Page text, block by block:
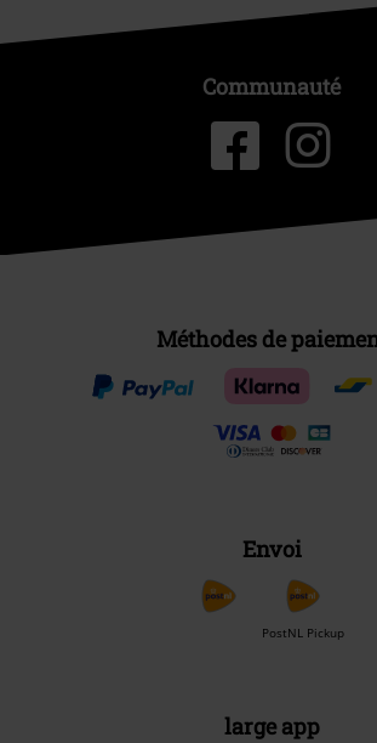
Communauté
Méthodes de
Envoi
PostNL Pickup
large app